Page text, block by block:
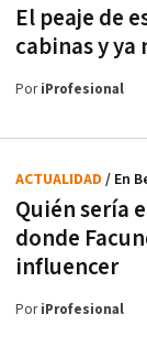
El peaje de
cabinas y
PoriProfesional
Quién sería
donde
influencer
ACTUALIDAD / En
PoriProfesional